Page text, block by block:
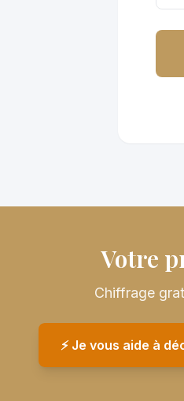
Votre
Chiffrage
⚡️ Je vous aide à